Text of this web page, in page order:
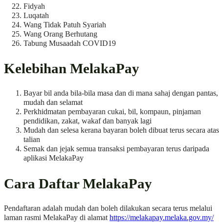
Fidyah
Luqatah
Wang Tidak Patuh Syariah
Wang Orang Berhutang
Tabung Musaadah COVID19
Kelebihan MelakaPay
Bayar bil anda bila-bila masa dan di mana sahaj dengan pantas,
mudah dan selamat
Perkhidmatan pembayaran cukai, bil, kompaun, pinjaman
pendidikan, zakat, wakaf dan banyak lagi
Mudah dan selesa kerana bayaran boleh dibuat terus secara atas
talian
Semak dan jejak semua transaksi pembayaran terus daripada
aplikasi MelakaPay
Cara Daftar MelakaPay
Pendaftaran adalah mudah dan boleh dilakukan secara terus melalui
laman rasmi MelakaPay di alamathttps://melakapay.melaka.gov.my/